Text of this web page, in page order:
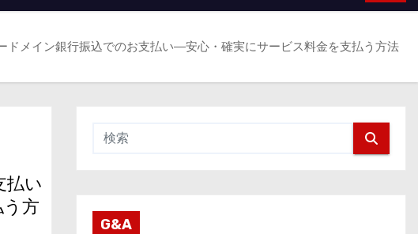
ドメイン銀行振込でのお支払い―安心・確実にサービス料金を支払う方法
払い
方
G&A